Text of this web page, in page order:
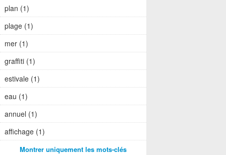
plan (1)
plage (1)
mer (1)
graffiti (1)
estivale (1)
eau (1)
annuel (1)
affichage (1)
Montrer uniquement les mots-clés